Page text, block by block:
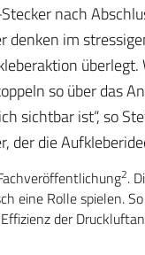
nach
denken im
so über das
sichtbar ist“, so
der die
2.
eine Rolle spielen.
der